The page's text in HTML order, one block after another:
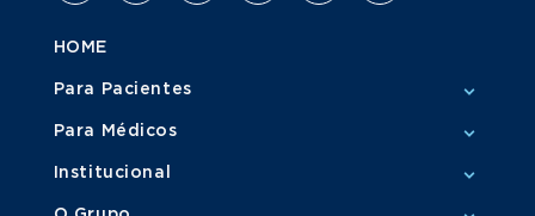
HOME
Para Pacientes
Para Médicos
Institucional